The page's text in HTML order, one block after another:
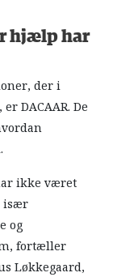
hjælp har
der i
DACAAR. De
ikke været
især
og
fortæller
Løkkegaard,